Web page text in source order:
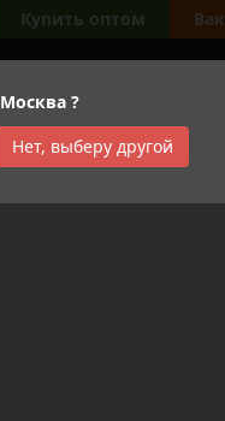
Москва ?
Нет, выберу другой
Купить оптом